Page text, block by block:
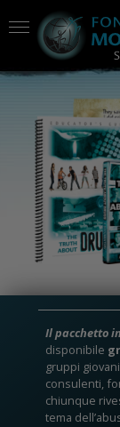
Il pacchetto
disponibile
gruppi
consulenti,
chiunque
tema